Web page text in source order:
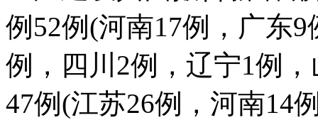
例52例(河南17例，广东
例，四川2例，辽宁1例
47例(江苏26例，河南14